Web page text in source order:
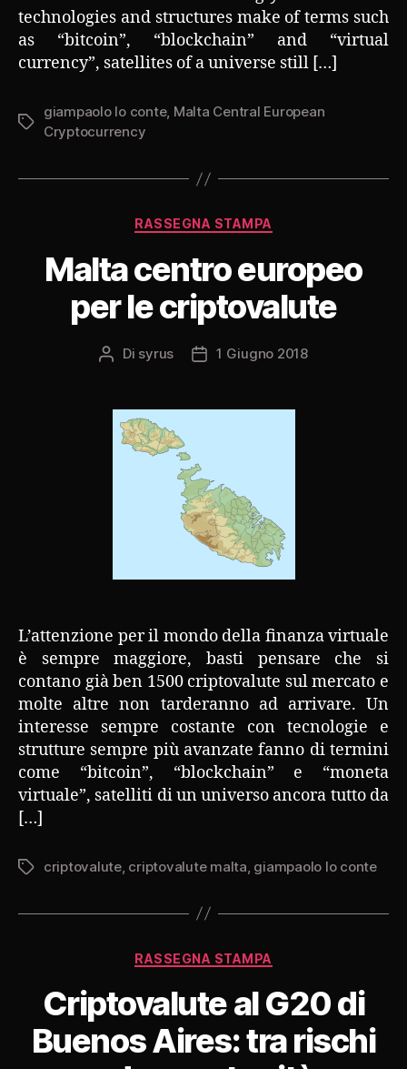
technologies and structures make of terms such
as “bitcoin”, “blockchain” and “virtual
currency”, satellites of a universe still […]
Tag
giampaolo lo conte, Malta Central European
Cryptocurrency
Categorie
RASSEGNA STAMPA
Malta centro europeo
per le criptovalute
Autore
Di syrus
Data1 Giugno 2018
L’attenzione per il mondo della finanza virtuale
è sempre maggiore, basti pensare che si
contano già ben 1500 criptovalute sul mercato e
molte altre non tarderanno ad arrivare. Un
interesse sempre costante con tecnologie e
strutture sempre più avanzate fanno di termini
come “bitcoin”, “blockchain” e “moneta
virtuale”, satelliti di un universo ancora tutto da
[…]
Tag criptovalute, criptovalute malta giampaolo lo conte
Categorie
RASSEGNA STAMPA
Criptovalute al G20 di
Buenos Aires: tra rischi